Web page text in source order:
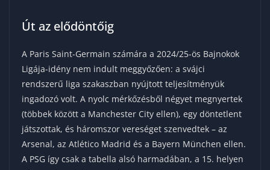
Út az elődöntőig
A Paris Saint-Germain számára a 2024/25-ös Bajnokok
Ligája-idény nem indult meggyőzően: a svájci
rendszerű liga szakaszban nyújtott teljesítményük
ingadozó volt. A nyolc mérkőzésből négyet megnyertek
(többek között a Manchester City ellen), egy döntetlent
játszottak, és háromszor vereséget szenvedtek – az
Arsenal, az Atlético Madrid és a Bayern München ellen.
A PSG így csak a tabella alsó harmadában, a 15. helyen